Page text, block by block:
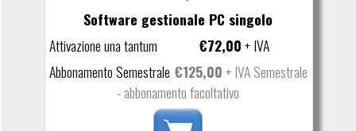
Software gestionale PC singolo
€72,00+ IVA
€125,00+ IVA Semestrale
- abbonamento facoltativo